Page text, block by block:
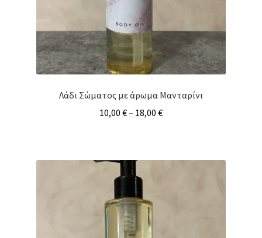
Λάδι Σώματος με άρωμα Μανταρίνι
10,00 €– 18,00 €